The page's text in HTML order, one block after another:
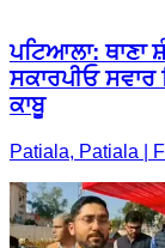
ਪਟਿਆਲਾ: ਥਾਣਾ
ਸਕਾਰਪੀਓ ਸਵਾਰ
ਕਾਬੂ
Patiala, Patiala |